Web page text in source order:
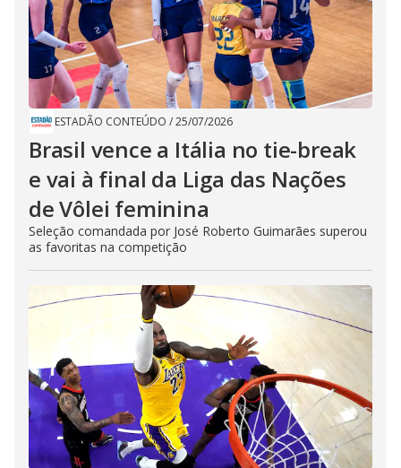
ESTADÃO CONTEÚDO /25/07/2026
Brasil vence a Itália no tie-break
e vai à final da Liga das Nações
de Vôlei feminina
Seleção comandada por José Roberto Guimarães superou
as favoritas na competição